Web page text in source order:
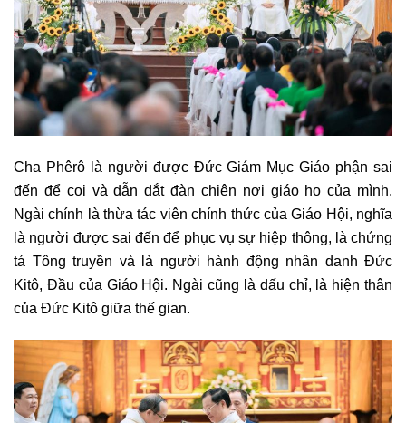
Cha Phêrô là người được Đức Giám Mục Giáo phận sai
đến để coi và dẫn dắt đàn chiên nơi giáo họ của mình.
Ngài chính là thừa tác viên chính thức của Giáo Hội, nghĩa
là người được sai đến để phục vụ sự hiệp thông, là chứng
tá Tông truyền và là người hành động nhân danh Đức
Kitô, Đầu của Giáo Hội. Ngài cũng là dấu chỉ, là hiện thân
của Đức Kitô giữa thế gian.